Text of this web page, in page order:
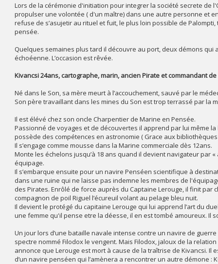
Lors de la cérémonie d'initiation pour integrer la société secrete de
propulser une volontée ( d'un maître) dans une autre personne et
refuse de s’asujetir au rituel et fuit, le plus loin possible de
pensée.
Quelques semaines plus tard il découvre au port, deux démons
échoéenne. L’occasion est rêvée.
Kivancsi 24ans, cartographe, marin, ancien Pirate et commandant
Né dans le Son, sa mère meurt à l’accouchement, sauvé par le
Son père travaillant dans les mines du Son est trop terrassé par la
Il est élévé chez son oncle Charpentier de Marine en Pensée.
Passionné de voyages et de découvertes il apprend par lui même
possède des compétences en astronomie ( Grace aux
Il s’engage comme mousse dans la Marine commerciale dès 12ans.
Monte les échelons jusqu’à 18 ans quand il devient navigateur par
équipage.
Il s’embarque ensuite pour un navire Penséen scientifique à
dans une ruine qui ne laisse pas indemne les membres de
des Pirates. Enrôlé de force auprès du Captaine Lerouge, il finit
compagnon de poil Riguel l’écureuil volant au pelage bleu nuit.
Il devient le protégé du capitaine Lerouge qui lui apprend l’art du
une femme qu'il pense etre la déesse, il en est tombé amoureux. Il
Un jour lors d’une bataille navale intense contre un navire de
spectre nommé Filodox le vengent. Mais Filodox, jaloux de la
annonce que Lerouge est mort à cause de la traîtrise de Kivancsi.
d’un navire penséen qui l’amènera a rencontrer un autre démone